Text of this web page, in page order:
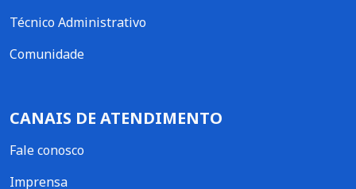
Técnico Administrativo
Comunidade
CANAIS DE ATENDIMENTO
Fale conosco
Imprensa